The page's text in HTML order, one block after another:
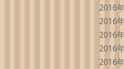
2016
2016
2016
2016
2016